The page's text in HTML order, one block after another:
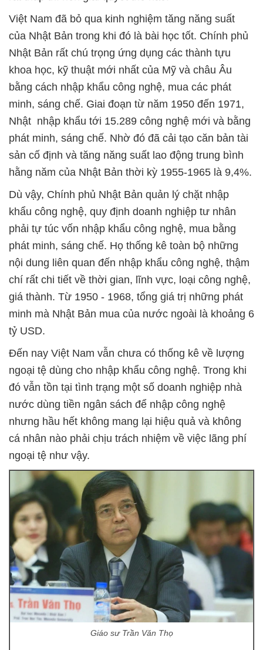
Việt Nam đã bỏ qua kinh nghiệm tăng năng suất
của Nhật Bản trong khi đó là bài học tốt. Chính phủ
Nhật Bản rất chú trọng ứng dụng các thành tựu
khoa học, kỹ thuật mới nhất của Mỹ và châu Âu
bằng cách nhập khẩu công nghệ, mua các phát
minh, sáng chế. Giai đoạn từ năm 1950 đến 1971,
Nhật nhập khẩu tới 15.289 công nghệ mới và bằng
phát minh, sáng chế. Nhờ đó đã cải tạo căn bản tài
sản cố định và tăng năng suất lao động trung bình
hằng năm của Nhật Bản thời kỳ 1955-1965 là 9,4%.
Dù vậy, Chính phủ Nhật Bản quản lý chặt nhập
khẩu công nghệ, quy định doanh nghiệp tư nhân
phải tự túc vốn nhập khẩu công nghệ, mua bằng
phát minh, sáng chế. Họ thống kê toàn bộ những
nội dung liên quan đến nhập khẩu công nghệ, thậm
chí rất chi tiết về thời gian, lĩnh vực, loại công nghệ,
giá thành. Từ 1950 - 1968, tổng giá trị những phát
minh mà Nhật Bản mua của nước ngoài là khoảng 6
tỷ USD.
Đến nay Việt Nam vẫn chưa có thống kê về lượng
ngoại tệ dùng cho nhập khẩu công nghệ. Trong khi
đó vẫn tồn tại tình trạng một số doanh nghiệp nhà
nước dùng tiền ngân sách để nhập công nghệ
nhưng hầu hết không mang lại hiệu quả và không
cá nhân nào phải chịu trách nhiệm về việc lãng phí
ngoại tệ như vậy.
Giáo sư Trần Văn Thọ